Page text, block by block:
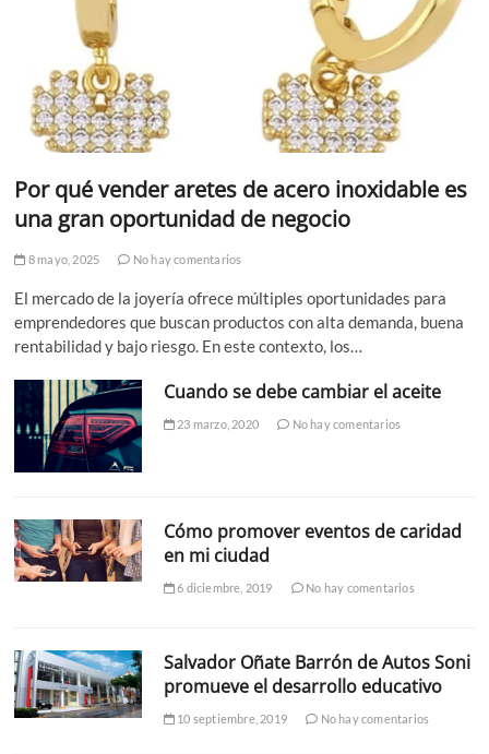
Por qué vender aretes de acero inoxidable es
una gran oportunidad de negocio
8 mayo, 2025 No hay comentarios
El mercado de la joyería ofrece múltiples oportunidades para
emprendedores que buscan productos con alta demanda, buena
rentabilidad y bajo riesgo. En este contexto, los…
Cuando se debe cambiar el aceite
23 marzo, 2020 No hay comentarios
Cómo promover eventos de caridad
en mi ciudad
6 diciembre, 2019 No hay comentarios
Salvador Oñate Barrón de Autos Soni
promueve el desarrollo educativo
10 septiembre, 2019 No hay comentarios